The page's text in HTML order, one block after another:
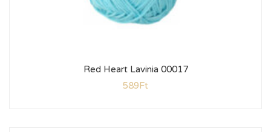
Red Heart Lavinia 00017
589Ft